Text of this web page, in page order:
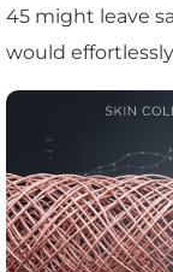
45 might leave
would